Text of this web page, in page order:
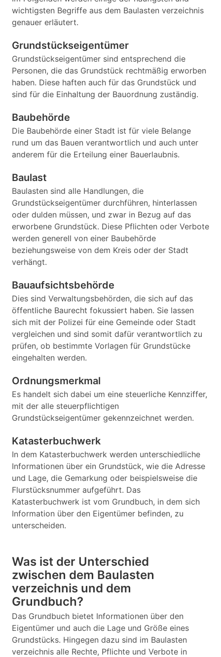
wichtigsten Begriffe aus dem Baulasten verzeichnis
genauer erläutert.
Grundstückseigentümer
Grundstückseigentümer sind entsprechend die
Personen, die das Grundstück rechtmäßig erworben
haben. Diese haften auch für das Grundstück und
sind für die Einhaltung der Bauordnung zuständig.
Baubehörde
Die Baubehörde einer Stadt ist für viele Belange
rund um das Bauen verantwortlich und auch unter
anderem für die Erteilung einer Bauerlaubnis.
Baulast
Baulasten sind alle Handlungen, die
Grundstückseigentümer durchführen, hinterlassen
oder dulden müssen, und zwar in Bezug auf das
erworbene Grundstück. Diese Pflichten oder Verbote
werden generell von einer Baubehörde
beziehungsweise von dem Kreis oder der Stadt
verhängt.
Bauaufsichtsbehörde
Dies sind Verwaltungsbehörden, die sich auf das
öffentliche Baurecht fokussiert haben. Sie lassen
sich mit der Polizei für eine Gemeinde oder Stadt
vergleichen und sind somit dafür verantwortlich zu
prüfen, ob bestimmte Vorlagen für Grundstücke
eingehalten werden.
Ordnungsmerkmal
Es handelt sich dabei um eine steuerliche Kennziffer,
mit der alle steuerpflichtigen
Grundstückseigentümer gekennzeichnet werden.
Katasterbuchwerk
In dem Katasterbuchwerk werden unterschiedliche
Informationen über ein Grundstück, wie die Adresse
und Lage, die Gemarkung oder beispielsweise die
Flurstücksnummer aufgeführt. Das
Katasterbuchwerk ist vom Grundbuch, in dem sich
Information über den Eigentümer befinden, zu
unterscheiden.
Was ist der Unterschied
zwischen dem Baulasten
verzeichnis und dem
Grundbuch?
Das Grundbuch bietet Informationen über den
Eigentümer und auch die Lage und Größe eines
Grundstücks. Hingegen dazu sind im Baulasten
verzeichnis alle Rechte, Pflichte und Verbote in